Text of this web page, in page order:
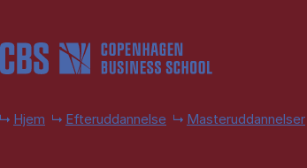
Hjem Efteruddannelse Masteruddannelser